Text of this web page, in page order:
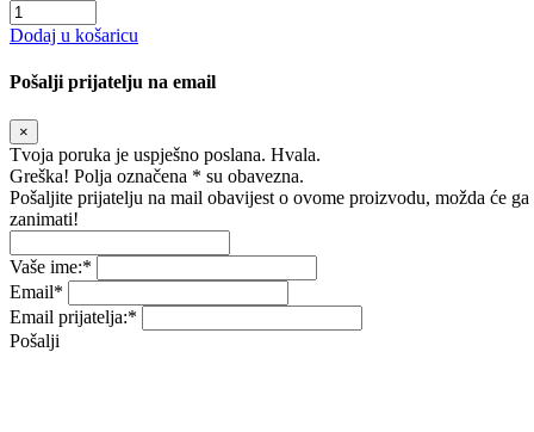
Dodaj u košaricu
Pošalji prijatelju na email
×
Tvoja poruka je uspješno poslana. Hvala.
Greška! Polja označena * su obavezna.
Pošaljite prijatelju na mail obavijest o ovome proizvodu, možda će ga
zanimati!
Vaše ime:*
Email*
Email prijatelja:*
Pošalji